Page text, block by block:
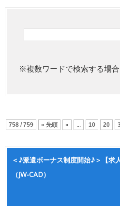
人
※複数ワードで検索する場
758 / 759 « 先頭 « ... 10 20
＜♪派遣ボーナス制度開始♪＞【求
（JW-CAD）